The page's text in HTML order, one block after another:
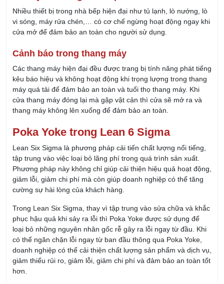
LIÊN HỆ TƯ VẤN
Hồ Chí Minh - Đà Nẵng - Hà Nội
0902 419 079
daotao@irtc.edu.vn
daotaoquanly.irtc@gmail.com
KHÓA HỌC SẮP KHAI GIẢNG
Khóa Học Quản Lý Kho Chuyên Nghiệp
Khóa Học Tổ Trưởng Sản Xuất Chuyên Nghiệp
09/08/2026
Khóa Học QA/QC - Đảm Bảo & Kiểm Soát Chất
09/08/2026
KHÓA HỌC CHUYÊN VIÊN ISO
09/08/2026
KHÓA HỌC NHẬN THỨC VÀ ĐÁNH GIÁ VIÊN NỘI
BỘ HỆ THỐNG QUẢN LÝ AN TOÀN & SỨC KHỎE